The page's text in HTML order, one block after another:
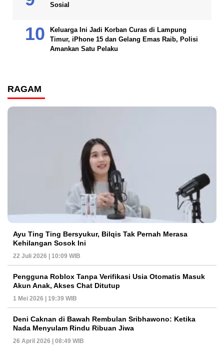
Sosial
Keluarga Ini Jadi Korban Curas di Lampung
Timur, iPhone 15 dan Gelang Emas Raib, Polisi
Amankan Satu Pelaku
RAGAM
Ayu Ting Ting Bersyukur, Bilqis Tak Pernah Merasa
Kehilangan Sosok Ini
22 Juli 2026 | 10:09 WIB
Pengguna Roblox Tanpa Verifikasi Usia Otomatis Masuk
Akun Anak, Akses Chat Ditutup
1 Mei 2026 | 19:39 WIB
Deni Caknan di Bawah Rembulan Sribhawono: Ketika
Nada Menyulam Rindu Ribuan Jiwa
26 April 2026 | 08:49 WIB